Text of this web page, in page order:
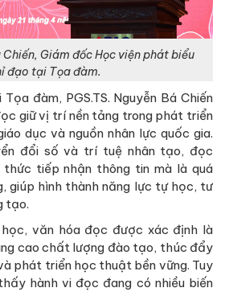
Chiến, Giám đốc Học viện phát biểu
đạo tại Tọa đàm.
đàm, PGS.TS. Nguyễn Bá Chiến
giữ vị trí nền tảng trong phát triển
dục và nguồn nhân lực quốc gia.
đổi số và trí tuệ nhân tạo, đọc
tiếp nhận thông tin mà là quá
giúp hình thành năng lực tự học, tư
tạo.
văn hóa đọc được xác định là
cao chất lượng đào tạo, thúc đẩy
phát triển học thuật bền vững. Tuy
hành vi đọc đang có nhiều biến